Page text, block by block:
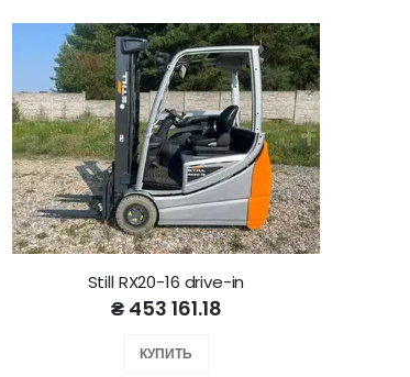
Still RX20-16 drive-in
₴ 453 161.18
КУПИТЬ